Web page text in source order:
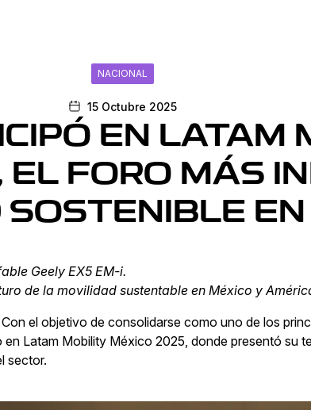
NACIONAL
15 Octubre 2025
EN LATAM
FORO MÁS
Geely EX5 EM-i.
de la movilidad sustentable en México y
Con el objetivo de consolidarse como uno de los
Latam Mobility México 2025, donde presentó su
sector.